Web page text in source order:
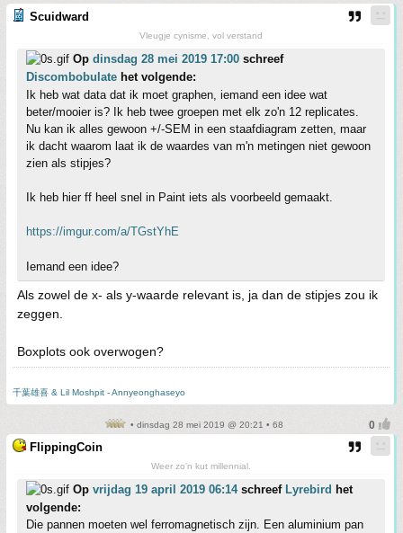
Scuidward
Vleugje cynisme, vol verstand
Op dinsdag 28 mei 2019 17:00 schreef
Discombobulate het volgende:
Ik heb wat data dat ik moet graphen, iemand een idee wat
beter/mooier is? Ik heb twee groepen met elk zo'n 12 replicates.
Nu kan ik alles gewoon +/-SEM in een staafdiagram zetten, maar
ik dacht waarom laat ik de waardes van m'n metingen niet gewoon
zien als stipjes?
Ik heb hier ff heel snel in Paint iets als voorbeeld gemaakt.
https://imgur.com/a/TGstYhE
Iemand een idee?
Als zowel de x- als y-waarde relevant is, ja dan de stipjes zou ik
zeggen.
Boxplots ook overwogen?
千葉雄喜 & Lil Moshpit - Annyeonghaseyo
• dinsdag 28 mei 2019 @ 20:21 • 68
FlippingCoin
Weer zo'n kut millennial.
Op vrijdag 19 april 2019 06:14schreef Lyrebird het
volgende:
Die pannen moeten wel ferromagnetisch zijn. Een aluminium pan